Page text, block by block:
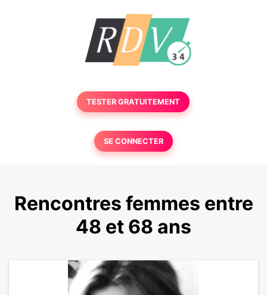
TESTER GRATUITEMENT
SE CONNECTER
Rencontres femmes entre
48 et 68 ans